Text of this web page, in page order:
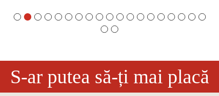
S-ar putea să-ți mai placă